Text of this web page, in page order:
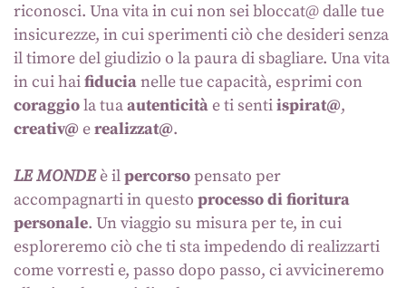
riconosci. Una vita in cui non sei bloccat@ dalle tue
insicurezze, in cui sperimenti ciò che desideri senza
il timore del giudizio o la paura di sbagliare. Una vita
in cui haifiducianelle tue capacità, esprimi con
coraggiola tuaautenticità e ti sentiispirat@,
creativ@ erealizzat@.
LE MONDEè ilpercorsopensato per
accompagnarti in questo processo di fioritura
personale. Un viaggio su misura per te, in cui
esploreremo ciò che ti sta impedendo di realizzarti
come vorresti e, passo dopo passo, ci avvicineremo